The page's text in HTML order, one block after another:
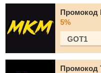
Промокод
5%
GOT1
Промокод